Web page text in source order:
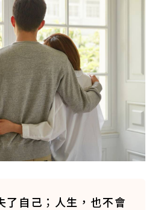
了自己；人生，也不會